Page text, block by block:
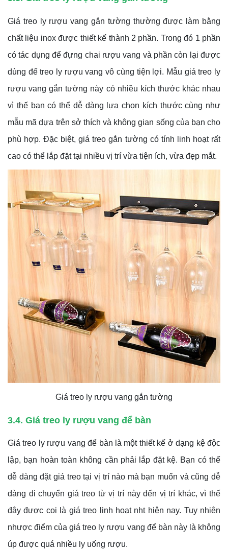
Giá treo ly rượu vang gắn tường thường được làm bằng
chất liệu inox được thiết kế thành 2 phần. Trong đó 1 phần
có tác dụng để đựng chai rượu vang và phần còn lại được
dùng để treo ly rượu vang vô cùng tiện lợi. Mẫu giá treo ly
rượu vang gắn tường này có nhiều kích thước khác nhau
vì thế bạn có thể dễ dàng lựa chọn kích thước cùng như
mẫu mã dựa trên sở thích và không gian sống của bạn cho
phù hợp. Đặc biệt, giá treo gắn tường có tính linh hoạt rất
cao có thể lắp đặt tại nhiều vị trí vừa tiện ích, vừa đẹp mắt.
Giá treo ly rượu vang gắn tường
3.4. Giá treo ly rượu vang để bàn
Giá treo ly rượu vang để bàn là một thiết kế ở dạng kệ độc
lập, bạn hoàn toàn không cần phải lắp đặt kệ. Bạn có thể
dễ dàng đặt giá treo tại vị trí nào mà bạn muốn và cũng dễ
dàng di chuyển giá treo từ vị trí này đến vị trí khác, vì thế
đây được coi là giá treo linh hoạt nht hiện nay. Tuy nhiên
nhược điểm của giá treo ly rượu vang để bàn này là không
úp được quá nhiều ly uống rượu.